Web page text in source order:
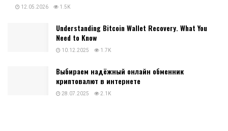
12.05.2026 1.5K
Understanding Bitcoin Wallet Recovery. What You
Need to Know
10.12.2025 1.7K
Выбираем надёжный онлайн обменник
криптовалют в интернете
28.07.2025 2.1K